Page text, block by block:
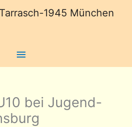
1945 München
Hauptmenü
bei Jugend-